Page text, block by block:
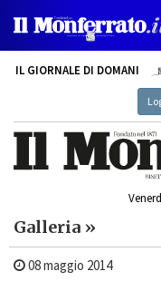
IL GIORNALE DI DOMANI
Galleria »
08 maggio 2014